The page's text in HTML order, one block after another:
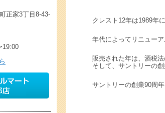
クレスト12年は1989年
年代によってリニュー
販売された年は、酒税法
そして、サントリーの
サントリーの創業90周
正家3丁目8-43-
19:00